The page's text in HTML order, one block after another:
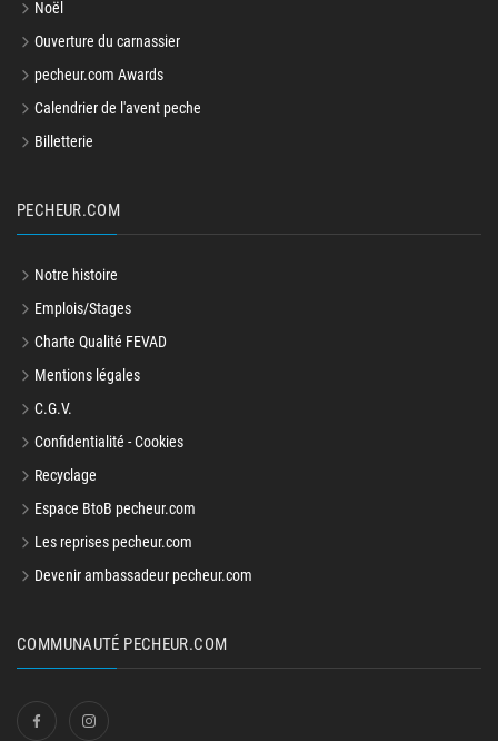
Noël
Ouverture du carnassier
pecheur.com Awards
Calendrier de l'avent peche
Billetterie
PECHEUR.COM
Notre histoire
Emplois/Stages
Charte Qualité FEVAD
Mentions légales
C.G.V.
Confidentialité - Cookies
Recyclage
Espace BtoB pecheur.com
Les reprises pecheur.com
Devenir ambassadeur pecheur.com
COMMUNAUTÉ PECHEUR.COM